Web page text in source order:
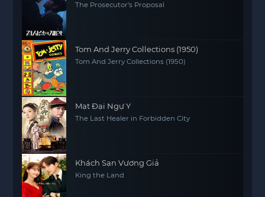
The Prosecutor's Proposal
Tom And Jerry Collections (1950)
Tom And Jerry Collections (1950)
Mạt Đại Ngự Y
The Last Healer in Forbidden City
Khách Sạn Vương Giả
King the Land